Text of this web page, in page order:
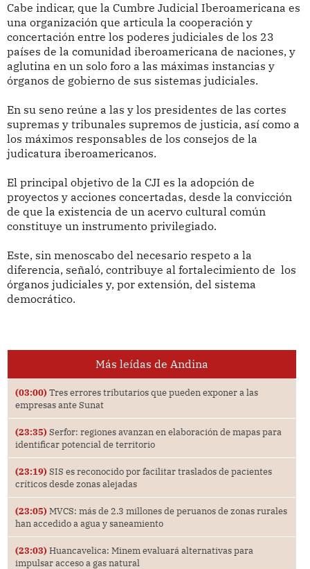
Cabe indicar, que la Cumbre Judicial Iberoamericana es
una organización que articula la cooperación y
concertación entre los poderes judiciales de los 23
países de la comunidad iberoamericana de naciones, y
aglutina en un solo foro a las máximas instancias y
órganos de gobierno de sus sistemas judiciales.
En su seno reúne a las y los presidentes de las cortes
supremas y tribunales supremos de justicia, así como a
los máximos responsables de los consejos de la
judicatura iberoamericanos.
El principal objetivo de la CJI es la adopción de
proyectos y acciones concertadas, desde la convicción
de que la existencia de un acervo cultural común
constituye un instrumento privilegiado.
Este, sin menoscabo del necesario respeto a la
diferencia, señaló, contribuye al fortalecimiento de los
órganos judiciales y, por extensión, del sistema
democrático.
Más leídas de Andina
(03:00) Tres errores tributarios que pueden exponer a las
empresas ante Sunat
(23:35) Serfor: regiones avanzan en elaboración de mapas para
identificar potencial de territorio
(23:19) SIS es reconocido por facilitar traslados de pacientes
críticos desde zonas alejadas
(23:05) MVCS: más de 2.3 millones de peruanos de zonas rurales
han accedido a agua y saneamiento
(23:03) Huancavelica: Minem evaluará alternativas para
impulsar acceso a gas natural